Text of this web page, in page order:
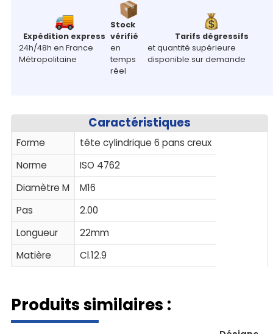
Expédition express
24h/48h en France
Métropolitaine
Stock
vérifié
en
temps
réel
Tarifs dégressifs
et quantité supérieure
disponible sur demande
Caractéristiques
Forme
tête cylindrique 6 pans creux
Norme
ISO 4762
Diamètre M
M16
Pas
2.00
Longueur
22mm
Matière
Cl.12.9
Produits similaires :